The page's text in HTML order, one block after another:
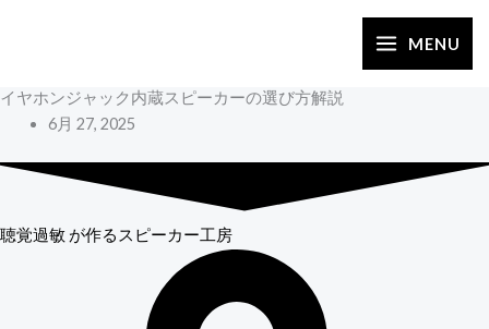
ス
ッ
MENU
イヤホンジャック内蔵スピーカーの選び方解説
6月 27, 2025
聴覚過敏 が作るスピーカー工房